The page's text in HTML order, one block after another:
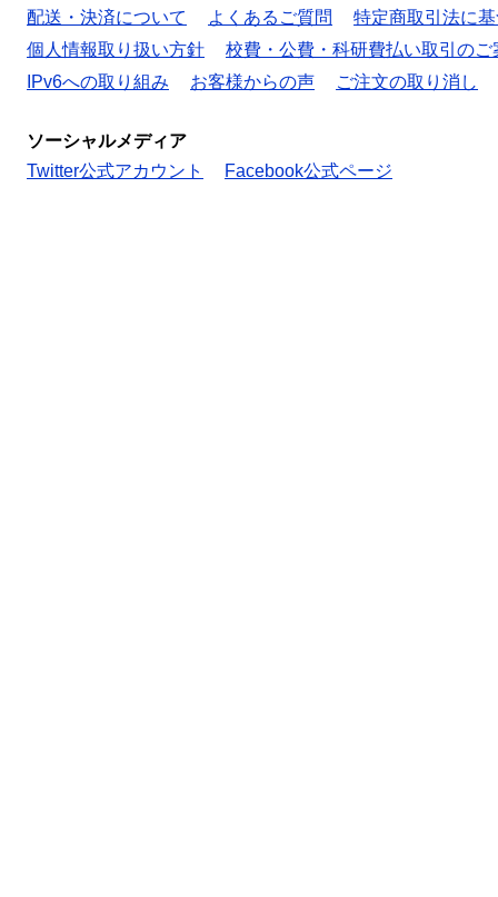
配送・決済について よくあるご質問
特定商取引法に
個人情報取り扱い方針
校費・公費・科研費払い取引のご
IPv6への取り組み
お客様からの声 ご注文の取り消し
ソーシャルメディア
Twitter公式アカウント
Facebook公式ページ